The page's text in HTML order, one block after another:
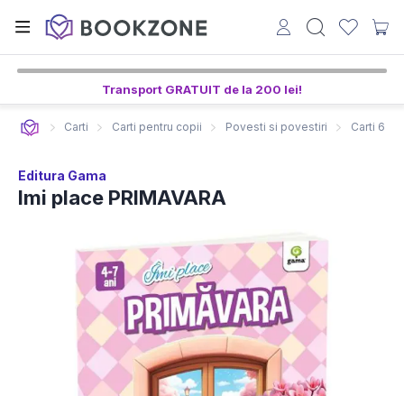
Transport GRATUIT de la 200 lei!
Carti Carti pentru copii Povesti si povestiri Carti 6-8
Editura Gama
Imi place PRIMAVARA